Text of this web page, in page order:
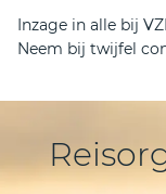
Inzage in alle bij
Neem bij twijfel